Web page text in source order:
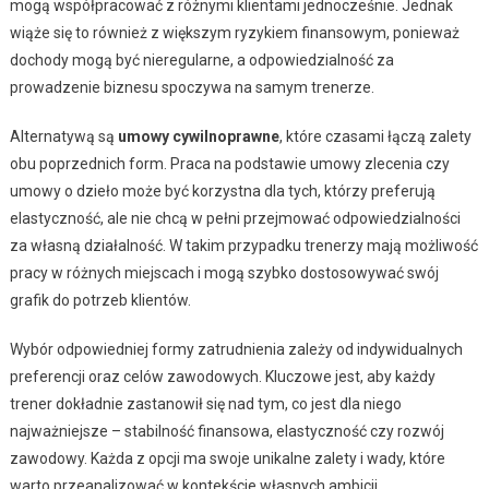
mogą współpracować z różnymi klientami jednocześnie. Jednak
wiąże się to również z większym ryzykiem finansowym, ponieważ
dochody mogą być nieregularne, a odpowiedzialność za
prowadzenie biznesu spoczywa na samym trenerze.
Alternatywą są umowy cywilnoprawne, które czasami łączą zalety
obu poprzednich form. Praca na podstawie umowy zlecenia czy
umowy o dzieło może być korzystna dla tych, którzy preferują
elastyczność, ale nie chcą w pełni przejmować odpowiedzialności
za własną działalność. W takim przypadku trenerzy mają możliwość
pracy w różnych miejscach i mogą szybko dostosowywać swój
grafik do potrzeb klientów.
Wybór odpowiedniej formy zatrudnienia zależy od indywidualnych
preferencji oraz celów zawodowych. Kluczowe jest, aby każdy
trener dokładnie zastanowił się nad tym, co jest dla niego
najważniejsze – stabilność finansowa, elastyczność czy rozwój
zawodowy. Każda z opcji ma swoje unikalne zalety i wady, które
warto przeanalizować w kontekście własnych ambicji.